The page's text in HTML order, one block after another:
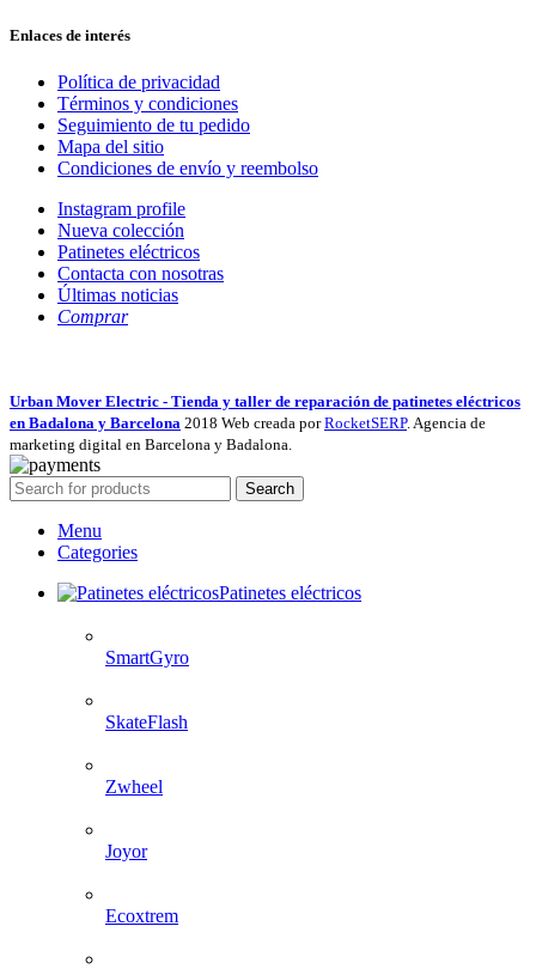
Enlaces de interés
Política de privacidad
Términos y condiciones
Seguimiento de tu pedido
Mapa del sitio
Condiciones de envío y reembolso
Instagram profile
Nueva colección
Patinetes eléctricos
Contacta con nosotras
Últimas noticias
Comprar
Urban Mover Electric - Tienda y taller de reparación de patinetes eléctricos
en Badalona y Barcelona 2018 Web creada porRocketSERP. Agencia de
marketing digital en Barcelona y Badalona.
Search
Menu
Categories
Patinetes eléctricos
SmartGyro
SkateFlash
Zwheel
Joyor
Ecoxtrem